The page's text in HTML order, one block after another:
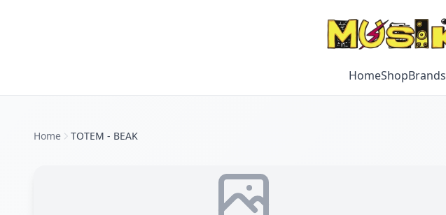
HomeShopBrands
Home TOTEM - BEAK